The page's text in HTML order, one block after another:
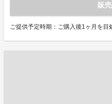
販
ご提供予定時期：ご購入後1ヶ月を目